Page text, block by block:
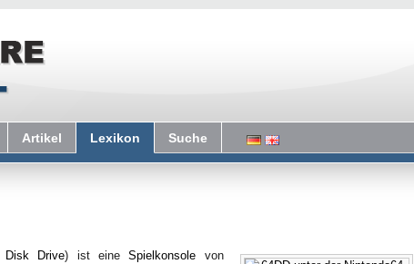
Artikel Lexikon Suche
Disk Drive) ist eineSpielkonsole von